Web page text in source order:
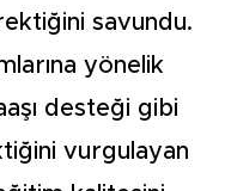
savundu.
yönelik
desteği gibi
vurgulayan